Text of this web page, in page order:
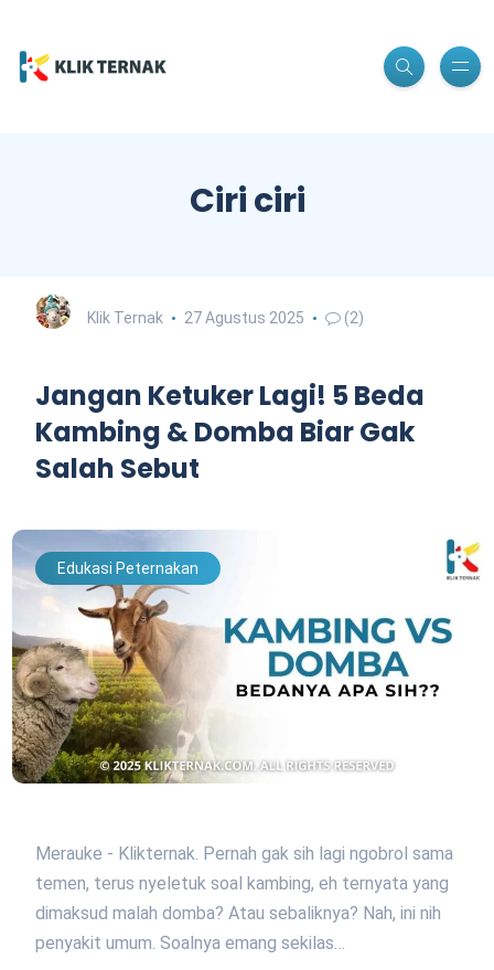
Ciri ciri
Klik Ternak 27 Agustus 2025 (2)
Jangan Ketuker Lagi! 5 Beda
Kambing & Domba Biar Gak
Salah Sebut
Edukasi Peternakan
Merauke - Klikternak. Pernah gak sih lagi ngobrol sama
temen, terus nyeletuk soal kambing, eh ternyata yang
dimaksud malah domba? Atau sebaliknya? Nah, ini nih
penyakit umum. Soalnya emang sekilas…